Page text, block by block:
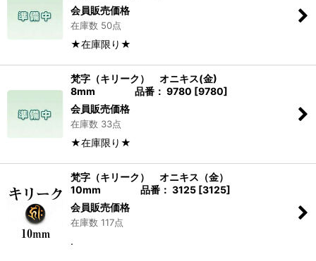
会員販売価格
在庫数 50点
★在庫限り★
梵字（キリーク） オニキス(金)
8mm 品番： 9780 [9780]
会員販売価格
在庫数 33点
★在庫限り★
梵字（キリーク） オニキス（金）
10mm 品番： 3125 [3125]
会員販売価格
在庫数 117点
.